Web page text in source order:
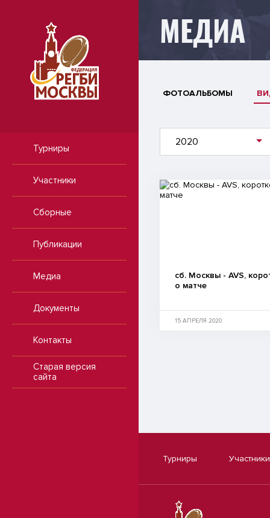
Турниры
Участники
Сборные
Публикации
Медиа
Документы
Контакты
Старая версия
сайта
МЕДИА
ФОТОАЛЬБОМЫ
2020
Видео
сб. Москвы - AVS,
о матче
15 АПРЕЛЯ 2020
Турниры Участники